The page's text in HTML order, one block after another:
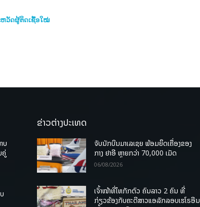
ວັດຜູ້ຕິດເຊື້ອໃໝ່
ບ
ຄູ່
ຂ່າວຕ່າງປະເທດ
ຈັບນັກບິນມາເລເຊຍ ພ້ອມຍຶດເຄື່ອງຂອງ
ກາງ ຢາອີ ຫຼາຍກວ່າ 70,000 ເມັດ
06/08/2026
ເຈົ້າໜ້າທີ່ໄທກັກຕົວ ຄົນລາວ 2 ຄົນ ທີ່
ກ່ຽວຂ້ອງກັບຄະດີສາວແອລັກລອບເຮໂຣອີນ